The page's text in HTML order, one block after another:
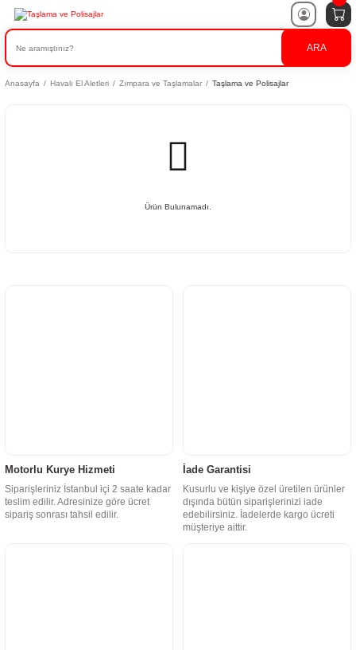
ARA
Anasayfa Havalı El Aletleri Zımpara ve Taşlamalar Taşlama ve Polisajlar
Ürün Bulunamadı.
Motorlu Kurye Hizmeti
Siparişleriniz İstanbul içi 2 saate kadar
teslim edilir. Adresinize göre ücret
sipariş sonrası tahsil edilir.
İade Garantisi
Kusurlu ve kişiye özel üretilen ürünler
dışında bütün siparişlerinizi iade
edebilirsiniz. İadelerde kargo ücreti
müşteriye aittir.